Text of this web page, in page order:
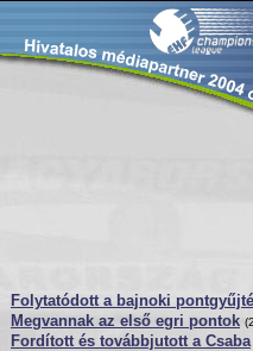
Folytatódott a bajnoki
Megvannak az első egri pontok
Fordított és továbbjutott a Csaba